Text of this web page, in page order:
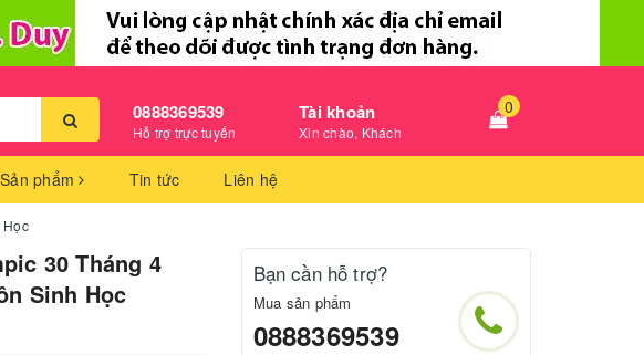
0888369539
Hỗ trợ trực tuyến
Tài khoản
Xin chào, Khách
0
Sản phẩm Tin tức Liên hệ
Học
30 Tháng 4
Sinh Học
Bạn cần hỗ trợ?
Mua sản phẩm
0888369539